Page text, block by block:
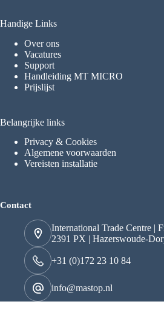
Handige Links
Over ons
Vacatures
Support
Handleiding MT MICRO
Prijslijst
Belangrijke links
Privacy & Cookies
Algemene voorwaarden
Vereisten installatie
Contact
International Trade Centre |
2391 PX | Hazerswoude-
+31 (0)172 23 10 84
info@mastop.nl